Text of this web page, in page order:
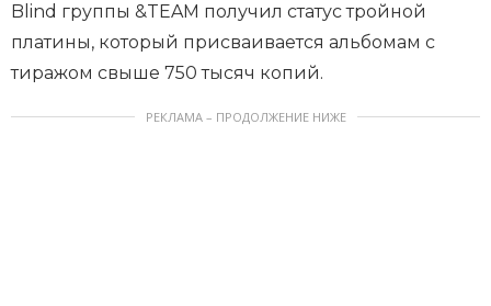
Blind группы &TEAM получил статус тройной
платины, который присваивается альбомам с
тиражом свыше 750 тысяч копий.
РЕКЛАМА – ПРОДОЛЖЕНИЕ НИЖЕ